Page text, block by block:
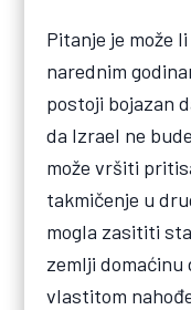
Pitanje je može
narednim
postoji bojazan
da Izrael ne
može vršiti
takmičenje u
mogla zasititi
zemlji domaćinu
vlastitom